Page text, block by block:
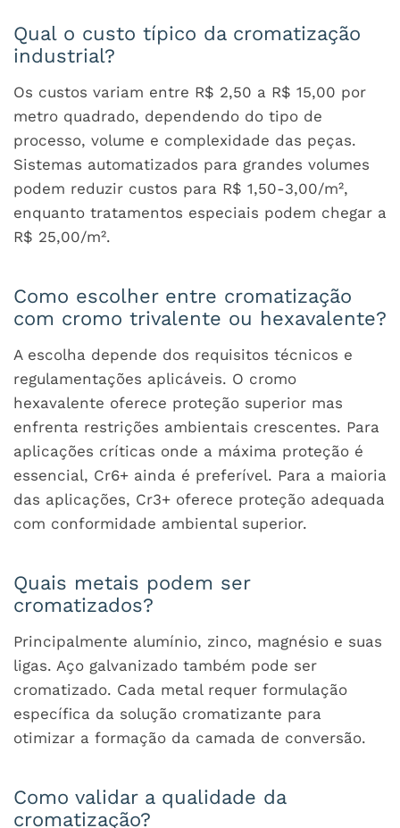
Qual o custo típico da cromatização
industrial?
Os custos variam entre R$ 2,50 a R$ 15,00 por
metro quadrado, dependendo do tipo de
processo, volume e complexidade das peças.
Sistemas automatizados para grandes volumes
podem reduzir custos para R$ 1,50-3,00/m²,
enquanto tratamentos especiais podem chegar a
R$ 25,00/m².
Como escolher entre cromatização
com cromo trivalente ou hexavalente?
A escolha depende dos requisitos técnicos e
regulamentações aplicáveis. O cromo
hexavalente oferece proteção superior mas
enfrenta restrições ambientais crescentes. Para
aplicações críticas onde a máxima proteção é
essencial, Cr6+ ainda é preferível. Para a maioria
das aplicações, Cr3+ oferece proteção adequada
com conformidade ambiental superior.
Quais metais podem ser
cromatizados?
Principalmente alumínio, zinco, magnésio e suas
ligas. Aço galvanizado também pode ser
cromatizado. Cada metal requer formulação
específica da solução cromatizante para
otimizar a formação da camada de conversão.
Como validar a qualidade da
cromatização?